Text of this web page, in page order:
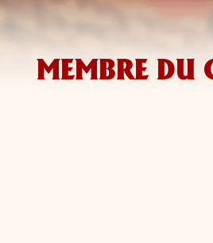
MEMBRE DU